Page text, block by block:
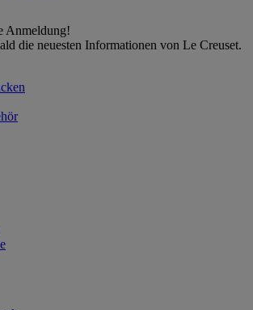
Anmeldung!
die neuesten Informationen von Le Creuset.